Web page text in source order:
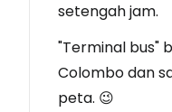
setengah jam.
"Terminal bus"
Colombo dan
peta. 😉